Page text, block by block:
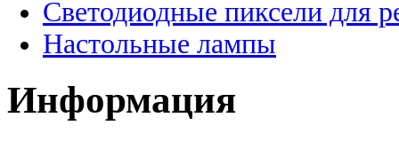
Светодиодные пиксели для
Настольные лампы
Информация